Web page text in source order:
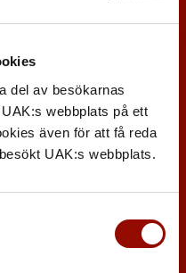
del av besökarnas
webbplats på ett
även för att få reda
UAK:s webbplats.
4
12 22